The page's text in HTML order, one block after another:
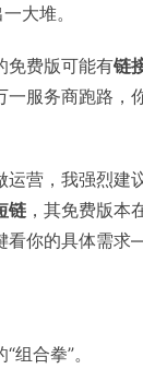
大堆。
免费版可能有链
服务商跑路，
营，我强烈建
链 ，其免费版本
看你的具体需
合拳”。